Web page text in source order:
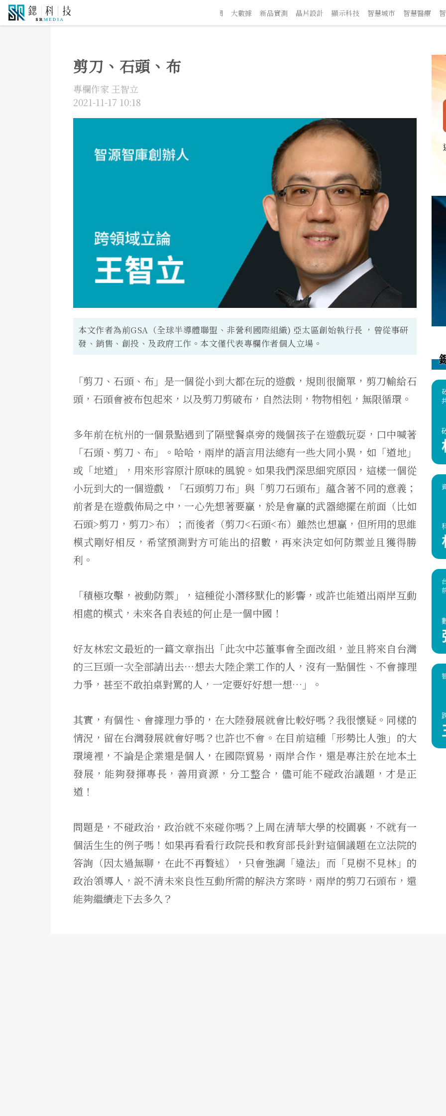
剪刀、石頭、布
專欄作家 王智立
2021-11-17 10:18
本文作者為前GSA（全球半導體聯盟、非營利國際組織) 亞太區創始執行長 ，曾從事研
發、銷售、創投、及政府工作。本文僅代表專欄作者個人立場。
「剪刀、石頭、布」是一個從小到大都在玩的遊戲，規則很簡單，剪刀輸給石
頭，石頭會被布包起來，以及剪刀剪破布，自然法則，物物相剋，無限循環。
多年前在杭州的一個景點遇到了隔壁餐桌旁的幾個孩子在遊戲玩耍，口中喊著
「石頭、剪刀、布」。哈哈，兩岸的語言用法總有一些大同小異，如「道地」
或「地道」，用來形容原汁原味的風貌。如果我們深思細究原因，這樣一個從
小玩到大的一個遊戲，「石頭剪刀布」與「剪刀石頭布」蘊含著不同的意義；
前者是在遊戲佈局之中，一心先想著要贏，於是會贏的武器總擺在前面（比如
石頭>剪刀，剪刀>布）；而後者（剪刀<石頭<布）雖然也想贏，但所用的思維
模式剛好相反，希望預測對方可能出的招數，再來決定如何防禦並且獲得勝
利。
「積極攻擊，被動防禦」，這種從小潛移默化的影響，或許也能道出兩岸互動
相處的模式，未來各自表述的何止是一個中國！
好友林宏文最近的一篇文章指出「此次中芯董事會全面改組，並且將來自台灣
的三巨頭一次全部請出去⋯想去大陸企業工作的人，沒有一點個性、不會據理
力爭，甚至不敢拍桌對罵的人，一定要好好想一想…」。
其實，有個性、會據理力爭的，在大陸發展就會比較好嗎？我很懷疑。同樣的
情況，留在台灣發展就會好嗎？也許也不會。在目前這種「形勢比人強」的大
環境裡，不論是企業還是個人，在國際貿易，兩岸合作，還是專注於在地本土
發展，能夠發揮專長，善用資源，分工整合，儘可能不碰政治議題，才是正
道！
問題是，不碰政治，政治就不來碰你嗎？上周在清華大學的校園裏，不就有一
個活生生的例子嗎！如果再看看行政院長和教育部長針對這個議題在立法院的
答詢（因太過無聊，在此不再贅述），只會強調「違法」而「見樹不見林」的
政治領導人，説不清未來良性互動所需的解決方案時，兩岸的剪刀石頭布，還
能夠繼續走下去多久？
5G通訊 大數據 新品實測 晶片設計 顯示科技 智慧城市 智慧醫療 智